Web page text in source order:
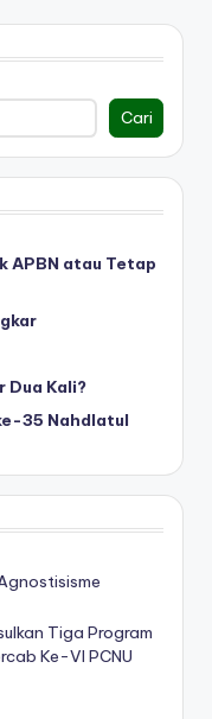
Cari
APBN atau Tetap
Dua Kali?
35 Nahdlatul
Tiga Program
Ke-VI PCNU